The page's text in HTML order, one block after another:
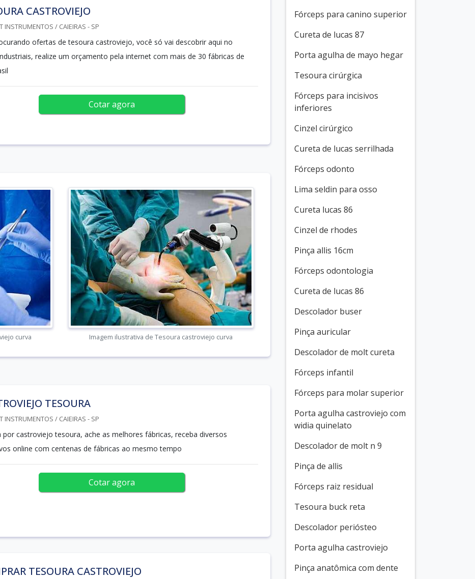
CASTROVIEJO
INSTRUMENTOS / CAIEIRAS - SP
ofertas de tesoura castroviejo, você só vai descobrir aqui no
realize um orçamento pela internet com mais de 30 fábricas de
Cotar agora
curva Imagem ilustrativa de Tesoura castroviejo curva
TESOURA
INSTRUMENTOS / CAIEIRAS - SP
por castroviejo tesoura, ache as melhores fábricas, receba diversos
online com centenas de fábricas ao mesmo tempo
Cotar agora
TESOURA CASTROVIEJO
Fórceps para canino superior
Cureta de lucas 87
Porta agulha de mayo hegar
Tesoura cirúrgica
Fórceps para incisivos
inferiores
Cinzel cirúrgico
Cureta de lucas serrilhada
Fórceps odonto
Lima seldin para osso
Cureta lucas 86
Cinzel de rhodes
Pinça allis 16cm
Fórceps odontologia
Cureta de lucas 86
Descolador buser
Pinça auricular
Descolador de molt cureta
Fórceps infantil
Fórceps para molar superior
Porta agulha castroviejo com
widia quinelato
Descolador de molt n 9
Pinça de allis
Fórceps raiz residual
Tesoura buck reta
Descolador periósteo
Porta agulha castroviejo
Pinça anatômica com dente